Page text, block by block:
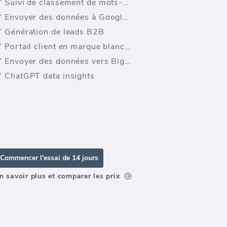
Suivi de classement de mots-clés
Envoyer des données à Google Sheets
Génération de leads B2B
Portail client en marque blanche
Envoyer des données vers BigQuery
ChatGPT data insights
Commencer l'essai de 14 jours
savoir plus et comparer les prix